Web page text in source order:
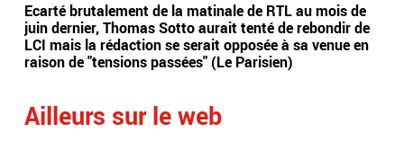
Ecarté brutalement de la matinale de RTL au mois de
juin dernier, Thomas Sotto aurait tenté de rebondir de
LCI mais la rédaction se serait opposée à sa venue en
raison de "tensions passées" (Le Parisien)
Ailleurs sur le web